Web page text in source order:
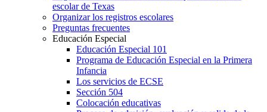
escolar de Texas
Organizar los registros escolares
Preguntas frecuentes
Educación Especial
Educación Especial 101
Programa de Educación Especial en la Primera
Infancia
Los servicios de ECSE
Sección 504
Colocación educativas